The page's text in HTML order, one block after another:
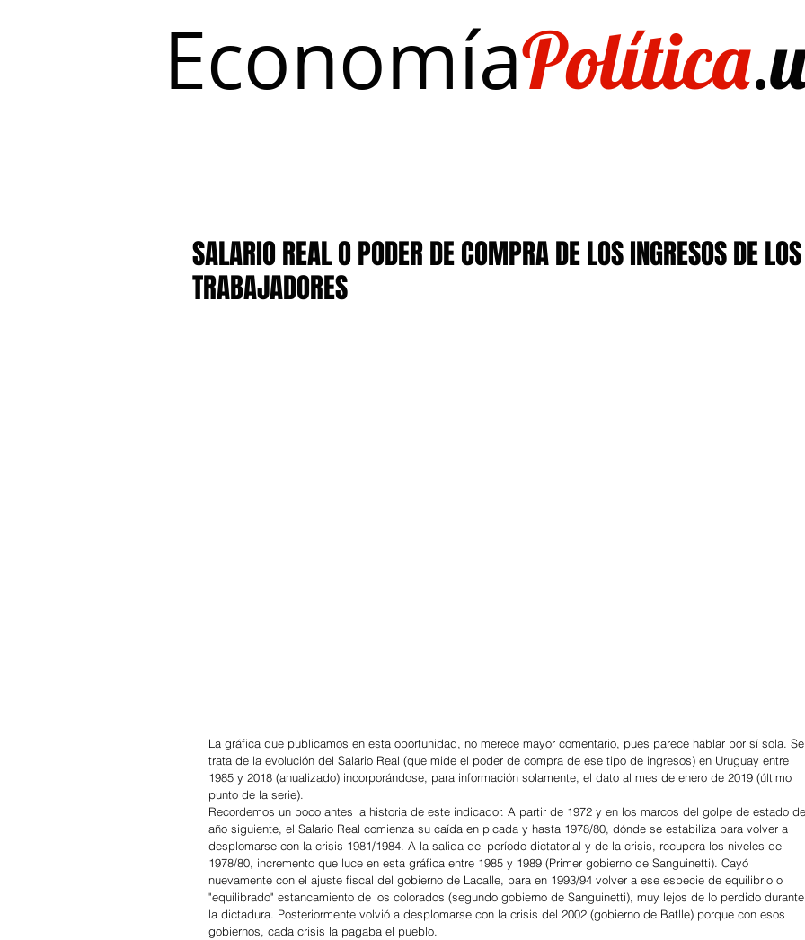
EconomíaPolítica.
SALARIO REAL O PODER DE COMPRA DE LOS INGRESOS DE LOS
TRABAJADORES
La gráfica que publicamos en esta oportunidad, no merece mayor comentario, pues parece hablar por sí sola.
trata de la evolución del Salario Real (que mide el poder de compra de ese tipo de ingresos) en Uruguay entre
1985 y 2018 (anualizado) incorporándose, para información solamente, el dato al mes de enero de 2019 (último
punto de la serie).
Recordemos un poco antes la historia de este indicador. A partir de 1972 y en los marcos del golpe de estado
año siguiente, el Salario Real comienza su caída en picada y hasta 1978/80, dónde se estabiliza para volver a
desplomarse con la crisis 1981/1984. A la salida del período dictatorial y de la crisis, recupera los niveles de
1978/80, incremento que luce en esta gráfica entre 1985 y 1989 (Primer gobierno de Sanguinetti). Cayó
nuevamente con el ajuste fiscal del gobierno de Lacalle, para en 1993/94 volver a ese especie de equilibrio o
"equilibrado" estancamiento de los colorados (segundo gobierno de Sanguinetti), muy lejos de lo perdido
la dictadura. Posteriormente volvió a desplomarse con la crisis del 2002 (gobierno de Batlle) porque con esos
gobiernos, cada crisis la pagaba el pueblo.